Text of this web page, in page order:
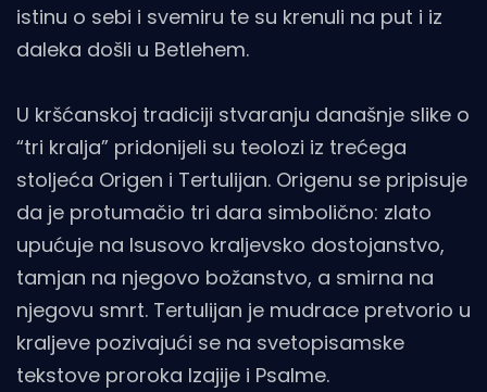
istinu o sebi i svemiru te su krenuli na put i iz
daleka došli u Betlehem.
U kršćanskoj tradiciji stvaranju današnje slike o
“tri kralja” pridonijeli su teolozi iz trećega
stoljeća Origen i Tertulijan. Origenu se pripisuje
da je protumačio tri dara simbolično: zlato
upućuje na Isusovo kraljevsko dostojanstvo,
tamjan na njegovo božanstvo, a smirna na
njegovu smrt. Tertulijan je mudrace pretvorio u
kraljeve pozivajući se na svetopisamske
tekstove proroka Izajije i Psalme.